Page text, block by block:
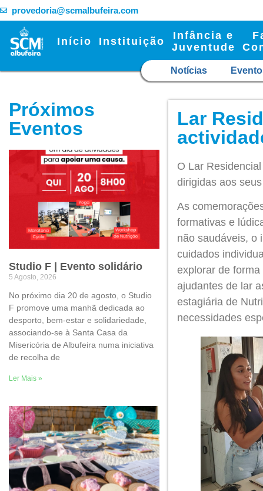
provedoria@scmalbufeira.com
Início Instituição
Infância e
Juventude
Notícias
Próximos
Eventos
Studio F | Evento solidário
5 Agosto, 2026
No próximo dia 20 de agosto, o Studio
F promove uma manhã dedicada ao
desporto, bem-estar e solidariedade,
associando-se à Santa Casa da
Misericória de Albufeira numa iniciativa
de recolha de
Ler Mais »
Lar
O Lar
dirigidas aos
As
formativas e
não saudáveis, o
cuidados
explorar de
ajudantes de lar
estagiária de
necessidades